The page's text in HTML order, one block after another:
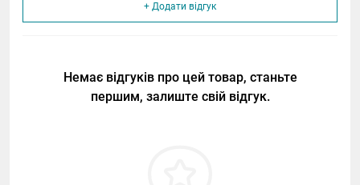
+ Додати відгук
Немає відгуків про цей товар, станьте
першим, залиште свій відгук.